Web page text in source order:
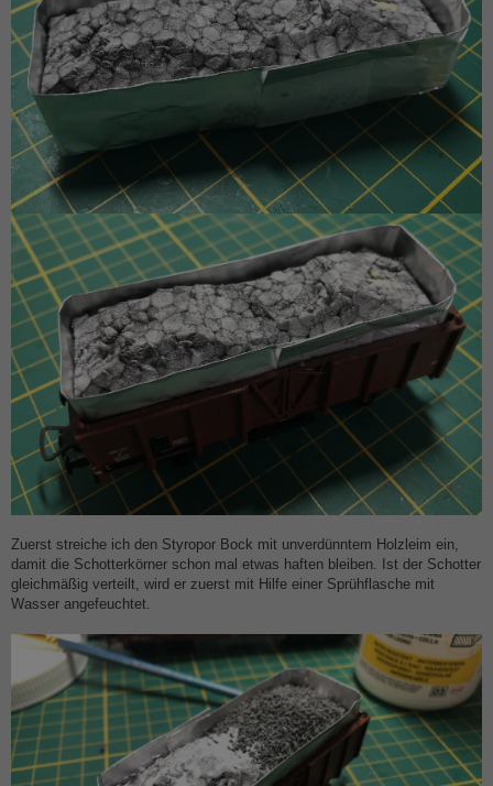
Zuerst streiche ich den Styropor Bock mit unverdünntem Holzleim ein,
damit die Schotterkörner schon mal etwas haften bleiben. Ist der Schotter
gleichmäßig verteilt, wird er zuerst mit Hilfe einer Sprühflasche mit
Wasser angefeuchtet.